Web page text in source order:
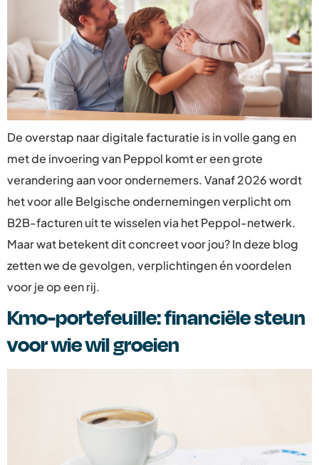
De overstap naar digitale facturatie is in volle gang en
met de invoering van Peppol komt er een grote
verandering aan voor ondernemers. Vanaf 2026 wordt
het voor alle Belgische ondernemingen verplicht om
B2B-facturen uit te wisselen via het Peppol-netwerk.
Maar wat betekent dit concreet voor jou? In deze blog
zetten we de gevolgen, verplichtingen én voordelen
voor je op een rij.
Kmo-portefeuille: financiële steun
voor wie wil groeien